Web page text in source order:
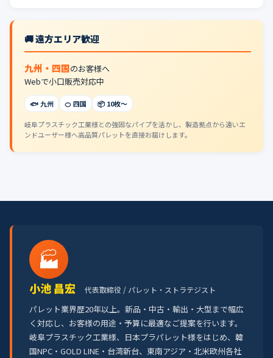
🚚 遠方エリア歓迎
九州・四国のお客様へ
Webで小口販売対応中
🐟 九州 🍊 四国 📦 10枚〜
岐阜プラスチック工業様との強固なパイプを活かし、製造拠点から遠いエ
ンドユーザー様へ高品質パレットを直接お届けします。
🏭
小池 昌宏 代表取締役 / パレット・ストラテジスト
パレット業界歴20年以上。新品・中古・輸出・大型まで幅広
く対応し、お客様の用途・予算に最適なご提案を行います。
岐阜プラスチック工業様、日本プラパレット様をはじめ、韓
国NPC・GOLD LINE・台湾新台、東南アジア・北米欧州各社